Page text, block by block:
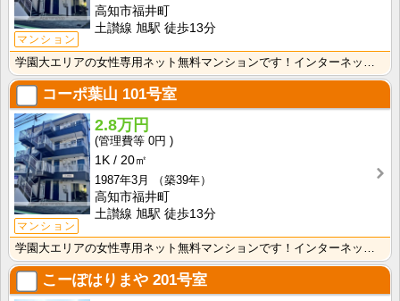
マンション
高知市福井町
土讃線 旭駅 徒歩13分
学園大エリアの女性専用ネット無料マンションです！インターネット月額接続使用無料なので、月々の生活費の･･･
コーポ葉山 101号室
マンション
2.8万円
0円
1K
20㎡
1987年3月
（築39年）
高知市福井町
土讃線 旭駅 徒歩13分
学園大エリアの女性専用ネット無料マンションです！インターネット月額接続使用無料なので、月々の生活費の･･･
こーぽはりまや 201号室